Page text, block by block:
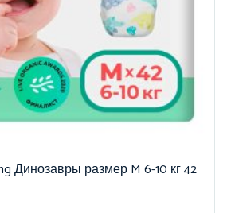
Динозавры размер M 6-10 кг 42